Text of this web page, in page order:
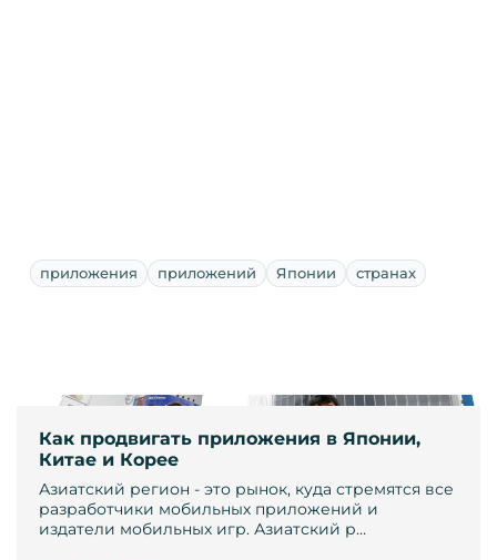
приложения приложений Японии странах
Как продвигать приложения в Японии,
Китае и Корее
Азиатский регион - это рынок, куда стремятся все
разработчики мобильных приложений и
издатели мобильных игр. Азиатский р…